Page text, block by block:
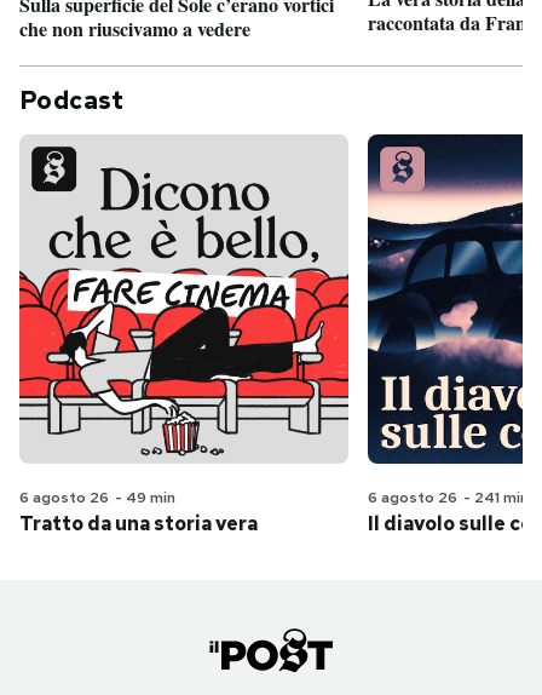
che non riuscivamo a vedere
raccontata da
Podcast
6 agosto 26 - 49 min
Tratto da una storia vera
6 agosto 26 - 241 min
Il diavolo sulle